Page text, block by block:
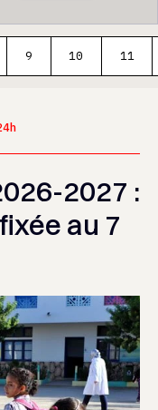
9 10 11
2027 :
au 7